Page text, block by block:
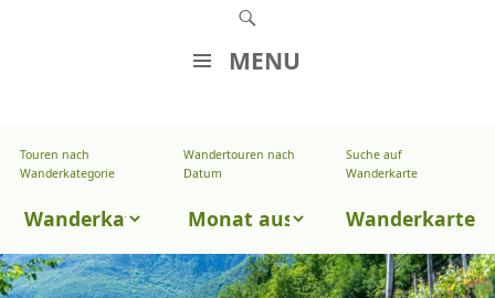
MENU
M
A
L
Touren nach
Wanderkategorie
Touren
Wanderkategorie
Wandertouren nach
Datum
Wandertouren
Datum
Suche auf
Wanderkarte
Wanderkarte